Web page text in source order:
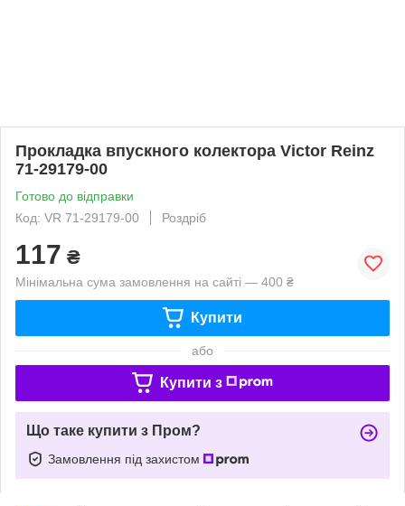
Прокладка впускного колектора Victor Reinz
71-29179-00
Готово до відправки
Код: VR 71-29179-00
Роздріб
117 ₴
Мінімальна сума замовлення на сайті — 400 ₴
Купити
або
Купити з
Що таке купити з Пром?
Замовлення під захистом